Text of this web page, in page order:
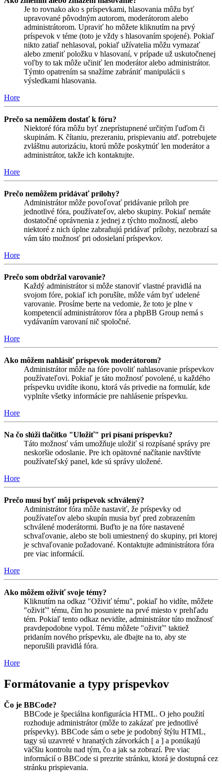
Je to rovnako ako s príspevkami, hlasovania môžu byť
upravované pôvodným autorom, moderátorom alebo
administrátorom. Upraviť ho môžete kliknutím na prvý
príspevok v téme (toto je vždy s hlasovaním spojené). Pokiaľ
nikto zatiaľ nehlasoval, pokiaľ užívatelia môžu vymazať
alebo zmeniť položku v hlasovaní, v prípade už uskutočnenej
voľby to tak môže učiniť len moderátor alebo administrátor.
Týmto opatrením sa snažíme zabrániť manipulácii s
výsledkami hlasovania.
Hore
Prečo sa nemôžem dostať k fóru?
Niektoré fóra môžu byť zneprístupnené určitým ľuďom či
skupinám. K čítaniu, prezeraniu, prispievaniu atď. potrebujete
zvláštnu autorizáciu, ktorú môže poskytnúť len moderátor a
administrátor, takže ich kontaktujte.
Hore
Prečo nemôžem pridávať prílohy?
Administrátor môže povoľovať pridávanie príloh pre
jednotlivé fóra, používateľov, alebo skupiny. Pokiaľ nemáte
dostatočné oprávnenia z jednej z týchto možností, alebo
niektoré z nich úplne zabraňujú pridávať prílohy, nezobrazí sa
vám táto možnosť pri odosielaní príspevkov.
Hore
Prečo som obdržal varovanie?
Každý administrátor si môže stanoviť vlastné pravidlá na
svojom fóre, pokiaľ ich porušíte, môže vám byť udelené
varovanie. Prosíme berte na vedomie, že toto je plne v
kompetencií administrátorov fóra a phpBB Group nemá s
vydávaním varovaní nič spoločné.
Hore
Ako môžem nahlásiť príspevok moderátorom?
Administrátor môže na fóre povoliť nahlasovanie príspevkov
používateľovi. Pokiaľ je táto možnosť povolené, u každého
príspevku uvidíte ikonu, ktorá vás privedie na formulár, kde
vyplníte všetky informácie pre nahlásenie príspevku.
Hore
Na čo slúži tlačítko "Uložiť" pri písaní príspevku?
Táto možnosť vám umožňuje uložiť si rozpísané správy pre
neskoršie odoslanie. Pre ich opätovné načítanie navštívte
používateľský panel, kde sú správy uložené.
Hore
Prečo musí byť môj príspevok schválený?
Administrátor fóra môže nastaviť, že príspevky od
používateľov alebo skupín musia byť pred zobrazením
schválené moderátormi. Buďto je na fóre nastavené
schvaľovanie, alebo ste boli umiestnený do skupiny, pri ktorej
je schvaľovanie požadované. Kontaktujte administrátora fóra
pre viac informácií.
Hore
Ako môžem oživiť svoje témy?
Kliknutím na odkaz "Oživiť tému", pokiaľ ho vidíte, môžete
"oživiť" tému, čím ho posuniete na prvé miesto v prehľadu
tém. Pokiaľ tento odkaz nevidíte, administrátor túto možnosť
pravdepodobne vypol. Tému môžete "oživiť" taktiež
pridaním nového príspevku, ale dbajte na to, aby ste
neporušili pravidlá fóra.
Hore
Formátovanie a typy príspevkov
Čo je BBCode?
BBCode je špeciálna konfigurácia HTML. O jeho použití
rozhoduje administrátor (môže to zakázať pre jednotlivé
príspevky). BBCode sám o sebe je podobný štýlu HTML,
tagy sú uzavreté v hranatých zátvorkách [ a ] a ponúkajú
väčšiu kontrolu nad tým, čo a jak sa zobrazí. Pre viac
informácií o BBCode si prezrite stránku, ktorá je dostupná cez
stránku prispievania.